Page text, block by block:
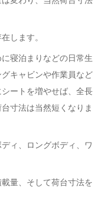
します。
寝泊まりなどの日常生
キャビンや作業員など
ートを増やせば、全長
寸法は当然短くなりま
ィ、ロングボディ、ワ
量、そして荷台寸法を